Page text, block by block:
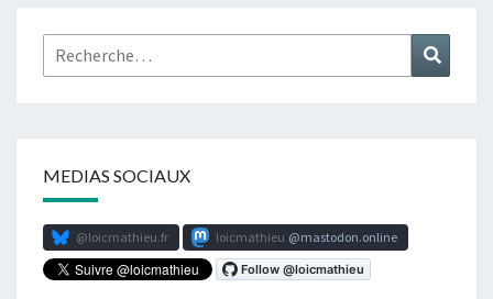
Rechercher :
MEDIAS SOCIAUX
@loicmathieu.fr loicmathieu mastodon.online